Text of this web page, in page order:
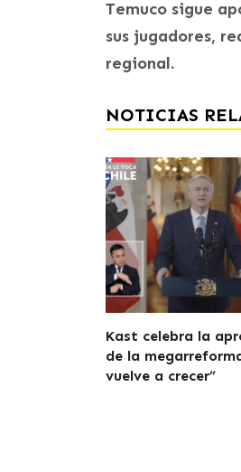
Temuco sigue
sus jugadores,
regional.
NOTICIAS
Kast celebra la
de la
vuelve a crecer”